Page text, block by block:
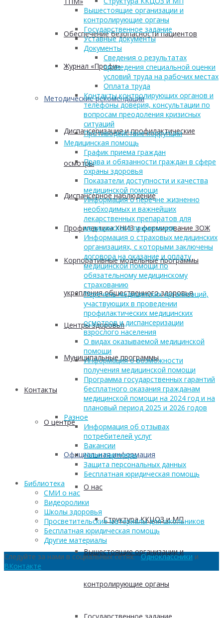
Обеспечение безопасности пациентов
Журнал «Профи»
Методические рекомендации
Диспансеризация и профилактические
осмотры
Диспансерное наблюдение
Профилактика ХНИЗ и формирование ЗОЖ
Корпоративные модельные программы
укрепления общественного здоровья
Центры здоровья
Муниципальные программы
Контакты
О центре
Официальная информация
О нас
Структура ККЦОЗ и МП
Вышестоящие организации и
контролирующие органы
Вышестоящие организации и
контролирующие органы
Государственное задание
Уставные документы
Документы
Сведения о результатах
проведения специальной оценки
условий труда на рабочих местах
Оплата труда
Контакты контролирующих органов и
телефоны доверия, консультации по
вопросам преодоления кризисных
ситуаций
Противодействие коррупции
Медицинская помощь
График приема граждан
Права и обязанности граждан в сфере
охраны здоровья
Показатели доступности и качества
медицинской помощи
Информация о перечне жизненно
необходимых и важнейших
лекарственных препаратов для
медицинского применения
Информация о страховых медицинских
организациях, с которыми заключены
договора на оказание и оплату
медицинской помощи по
обязательному медицинскому
страхованию
Перечень медицинских организаций,
участвующих в проведении
профилактических медицинских
осмотров и диспансеризации
взрослого населения
О видах оказываемой медицинской
помощи
Информация о возможности
получения медицинской помощи
Программа государственных гарантий
бесплатного оказания гражданам
медицинской помощи на 2024 год и на
плановый период 2025 и 2026 годов
Разное
Информация об отзывах
потребителей услуг
Вакансии
Наши партнеры
Защита персональных данных
Бесплатная юридическая помощь
Библиотека
СМИ о нас
Видеоролики
Школы здоровья
Просветительские материалы для школьников
Бесплатная юридическая помощь
Другие материалы
Следуйте за нами в социальных сетях:Одноклассники и
ВКонтакте